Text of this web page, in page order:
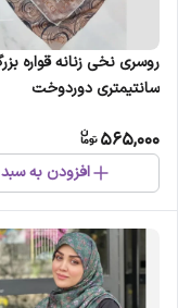
سانتیمتری دوردوخت
565,000
افزودن به سبد